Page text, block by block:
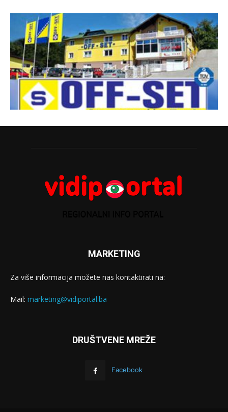
MARKETING
Za više informacija možete nas kontaktirati na:
Mail: marketing@vidiportal.ba
DRUŠTVENE MREŽE
Facebook